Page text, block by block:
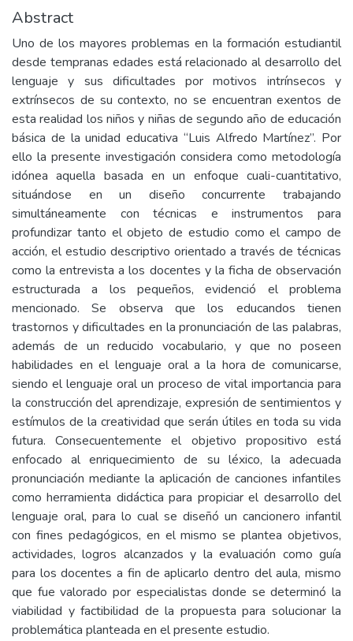
Abstract
Uno de los mayores problemas en la formación estudiantil
desde tempranas edades está relacionado al desarrollo del
lenguaje y sus dificultades por motivos intrínsecos y
extrínsecos de su contexto, no se encuentran exentos de
esta realidad los niños y niñas de segundo año de educación
básica de la unidad educativa “Luis Alfredo Martínez”. Por
ello la presente investigación considera como metodología
idónea aquella basada en un enfoque cuali-cuantitativo,
situándose en un diseño concurrente trabajando
simultáneamente con técnicas e instrumentos para
profundizar tanto el objeto de estudio como el campo de
acción, el estudio descriptivo orientado a través de técnicas
como la entrevista a los docentes y la ficha de observación
estructurada a los pequeños, evidenció el problema
mencionado. Se observa que los educandos tienen
trastornos y dificultades en la pronunciación de las palabras,
además de un reducido vocabulario, y que no poseen
habilidades en el lenguaje oral a la hora de comunicarse,
siendo el lenguaje oral un proceso de vital importancia para
la construcción del aprendizaje, expresión de sentimientos y
estímulos de la creatividad que serán útiles en toda su vida
futura. Consecuentemente el objetivo propositivo está
enfocado al enriquecimiento de su léxico, la adecuada
pronunciación mediante la aplicación de canciones infantiles
como herramienta didáctica para propiciar el desarrollo del
lenguaje oral, para lo cual se diseñó un cancionero infantil
con fines pedagógicos, en el mismo se plantea objetivos,
actividades, logros alcanzados y la evaluación como guía
para los docentes a fin de aplicarlo dentro del aula, mismo
que fue valorado por especialistas donde se determinó la
viabilidad y factibilidad de la propuesta para solucionar la
problemática planteada en el presente estudio.